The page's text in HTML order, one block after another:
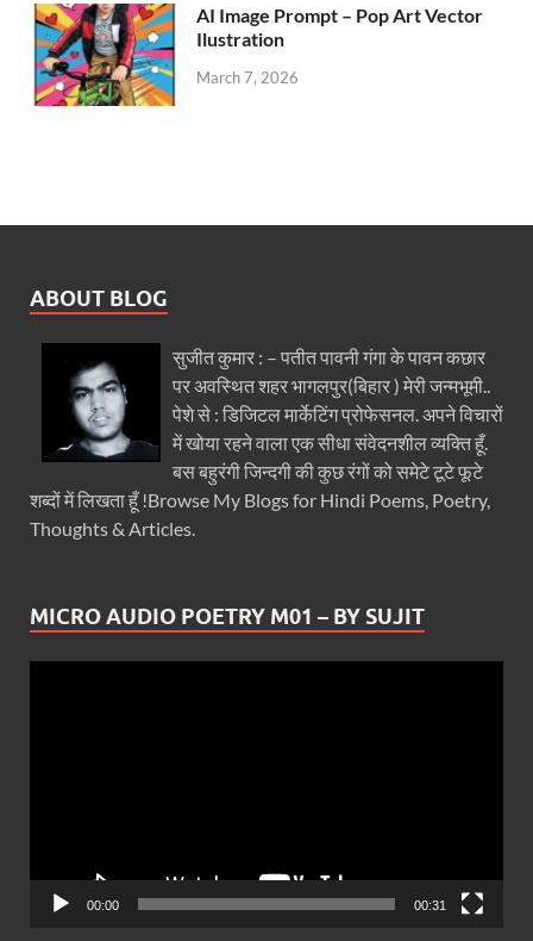
AI Image Prompt – Pop Art Vector
Ilustration
March 7, 2026
ABOUT BLOG
सुजीत कुमार : – पतीत पावनी गंगा के पावन कछार
पर अवस्थित शहर भागलपुर(बिहार ) मेरी जन्मभूमी..
पेशे से : डिजिटल मार्केटिंग प्रोफेसनल. अपने विचारों
में खोया रहने वाला एक सीधा संवेदनशील व्यक्ति हूँ.
बस बहुरंगी जिन्दगी की कुछ रंगों को समेटे टूटे फूटे
शब्दों में लिखता हूँ !Browse My Blogs for Hindi Poems, Poetry,
Thoughts & Articles.
MICRO AUDIO POETRY M01 – BY SUJIT
00:00 00:31